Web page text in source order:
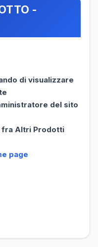
-
di visualizzare
del sito
fra Altri Prodotti
page